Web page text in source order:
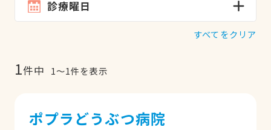
診療曜日
すべてをクリア
1件中 1〜1件を表示
ポプラどうぶつ病院